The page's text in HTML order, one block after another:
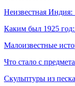
Неизвестная
Каким был 1925
Малоизвестные
Что стало с
Скульптуры из